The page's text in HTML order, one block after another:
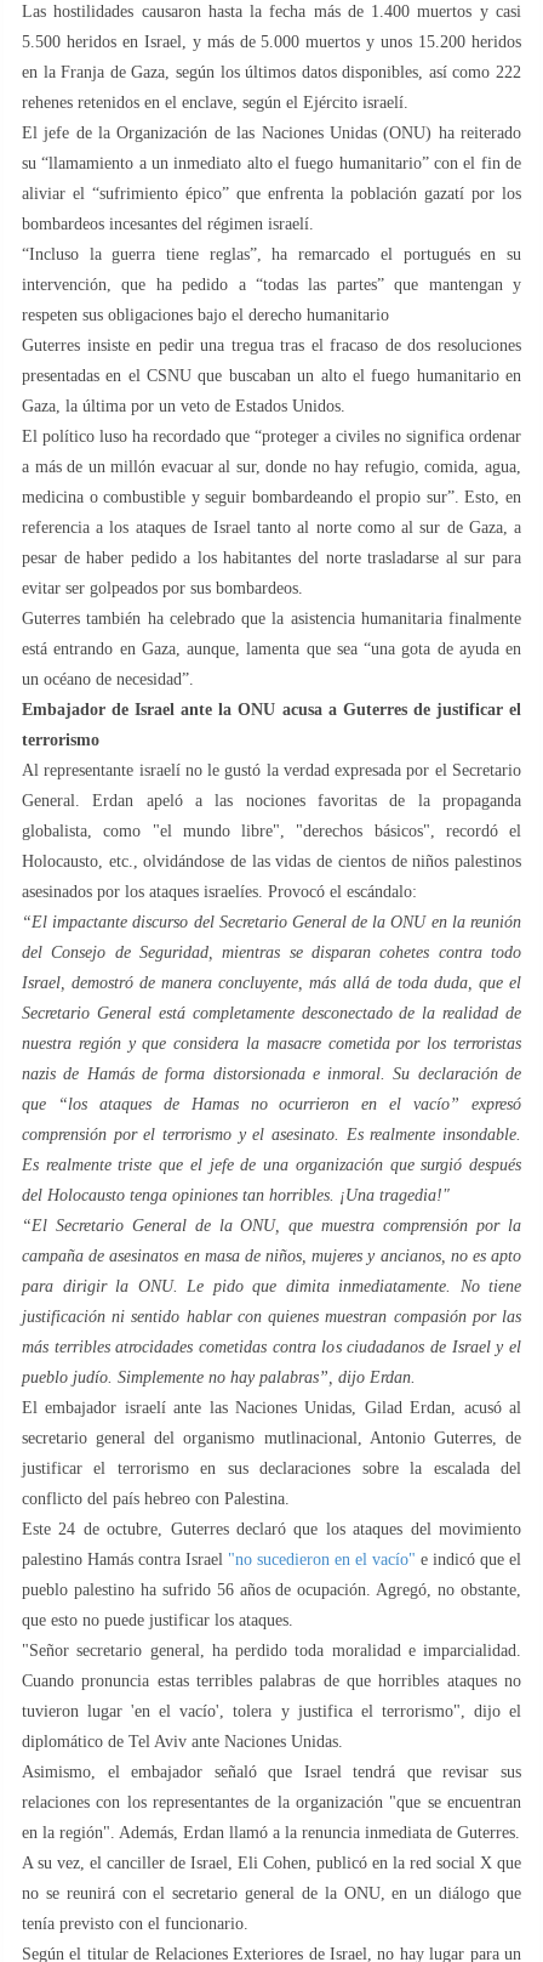
Las hostilidades causaron hasta la fecha más de 1.400 muertos y casi
5.500 heridos en Israel, y más de 5.000 muertos y unos 15.200 heridos
en la Franja de Gaza, según los últimos datos disponibles, así como 222
rehenes retenidos en el enclave, según el Ejército israelí.
El jefe de la Organización de las Naciones Unidas (ONU) ha reiterado
su “llamamiento a un inmediato alto el fuego humanitario” con el fin de
aliviar el “sufrimiento épico” que enfrenta la población gazatí por los
bombardeos incesantes del régimen israelí.
“Incluso la guerra tiene reglas”, ha remarcado el portugués en su
intervención, que ha pedido a “todas las partes” que mantengan y
respeten sus obligaciones bajo el derecho humanitario
Guterres insiste en pedir una tregua tras el fracaso de dos resoluciones
presentadas en el CSNU que buscaban un alto el fuego humanitario en
Gaza, la última por un veto de Estados Unidos.
El político luso ha recordado que “proteger a civiles no significa ordenar
a más de un millón evacuar al sur, donde no hay refugio, comida, agua,
medicina o combustible y seguir bombardeando el propio sur”. Esto, en
referencia a los ataques de Israel tanto al norte como al sur de Gaza, a
pesar de haber pedido a los habitantes del norte trasladarse al sur para
evitar ser golpeados por sus bombardeos.
Guterres también ha celebrado que la asistencia humanitaria finalmente
está entrando en Gaza, aunque, lamenta que sea “una gota de ayuda en
un océano de necesidad”.
Embajador de Israel ante la ONU acusa a Guterres de justificar el
terrorismo
Al representante israelí no le gustó la verdad expresada por el Secretario
General. Erdan apeló a las nociones favoritas de la propaganda
globalista, como "el mundo libre", "derechos básicos", recordó el
Holocausto, etc., olvidándose de las vidas de cientos de niños palestinos
asesinados por los ataques israelíes. Provocó el escándalo:
“El impactante discurso del Secretario General de la ONU en la reunión
del Consejo de Seguridad, mientras se disparan cohetes contra todo
Israel, demostró de manera concluyente, más allá de toda duda, que el
Secretario General está completamente desconectado de la realidad de
nuestra región y que considera la masacre cometida por los terroristas
nazis de Hamás de forma distorsionada e inmoral. Su declaración de
que “los ataques de Hamas no ocurrieron en el vacío” expresó
comprensión por el terrorismo y el asesinato. Es realmente insondable.
Es realmente triste que el jefe de una organización que surgió después
del Holocausto tenga opiniones tan horribles. ¡Una tragedia!"
“El Secretario General de la ONU, que muestra comprensión por la
campaña de asesinatos en masa de niños, mujeres y ancianos, no es apto
para dirigir la ONU. Le pido que dimita inmediatamente. No tiene
justificación ni sentido hablar con quienes muestran compasión por las
más terribles atrocidades cometidas contra los ciudadanos de Israel y el
pueblo judío. Simplemente no hay palabras”, dijo Erdan.
El embajador israelí ante las Naciones Unidas, Gilad Erdan, acusó al
secretario general del organismo mutlinacional, Antonio Guterres, de
justificar el terrorismo en sus declaraciones sobre la escalada del
conflicto del país hebreo con Palestina.
Este 24 de octubre, Guterres declaró que los ataques del movimiento
palestino Hamás contra Israel "no sucedieron en el vacío" e indicó que el
pueblo palestino ha sufrido 56 años de ocupación. Agregó, no obstante,
que esto no puede justificar los ataques.
"Señor secretario general, ha perdido toda moralidad e imparcialidad.
Cuando pronuncia estas terribles palabras de que horribles ataques no
tuvieron lugar 'en el vacío', tolera y justifica el terrorismo", dijo el
diplomático de Tel Aviv ante Naciones Unidas.
Asimismo, el embajador señaló que Israel tendrá que revisar sus
relaciones con los representantes de la organización "que se encuentran
en la región". Además, Erdan llamó a la renuncia inmediata de Guterres.
A su vez, el canciller de Israel, Eli Cohen, publicó en la red social X que
no se reunirá con el secretario general de la ONU, en un diálogo que
tenía previsto con el funcionario.
Según el titular de Relaciones Exteriores de Israel, no hay lugar para un